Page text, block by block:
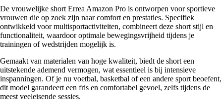
De vrouwelijke short Errea Amazon Pro is ontworpen voor sportieve
vrouwen die op zoek zijn naar comfort en prestaties. Specifiek
ontwikkeld voor multisportactiviteiten, combineert deze short stijl en
functionaliteit, waardoor optimale bewegingsvrijheid tijdens je
trainingen of wedstrijden mogelijk is.
Gemaakt van materialen van hoge kwaliteit, biedt de short een
uitstekende ademend vermogen, wat essentieel is bij intensieve
inspanningen. Of je nu voetbal, basketbal of een andere sport beoefent,
dit model garandeert een fris en comfortabel gevoel, zelfs tijdens de
meest veeleisende sessies.